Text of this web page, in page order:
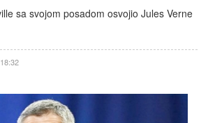
sa svojom posadom osvojio Jules Verne